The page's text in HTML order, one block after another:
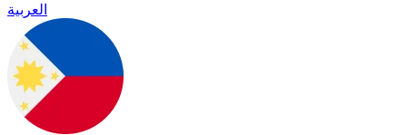
العربية